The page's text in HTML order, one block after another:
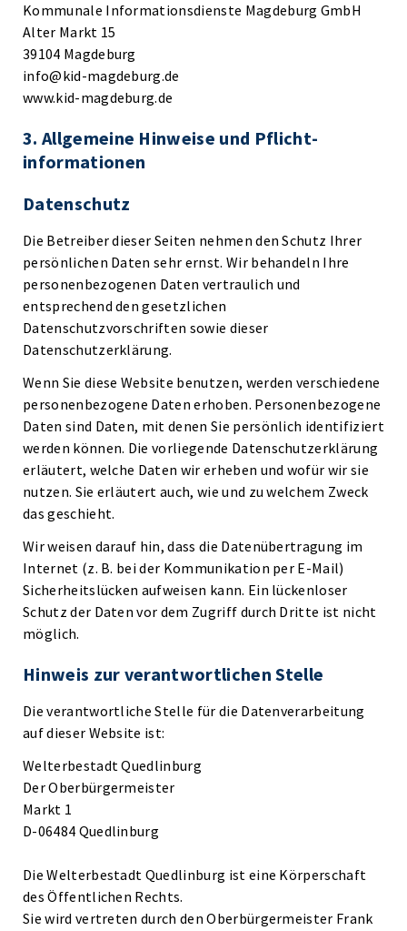
Kommunale Informationsdienste Magdeburg GmbH
Alter Markt 15
39104 Magdeburg
info@kid-magdeburg.de
www.kid-magdeburg.de
3. Allgemeine Hinweise und Pflicht­
informationen
Datenschutz
Die Betreiber dieser Seiten nehmen den Schutz Ihrer
persönlichen Daten sehr ernst. Wir behandeln Ihre
personenbezogenen Daten vertraulich und
entsprechend den gesetzlichen
Datenschutzvorschriften sowie dieser
Datenschutzerklärung.
Wenn Sie diese Website benutzen, werden verschiedene
personenbezogene Daten erhoben. Personenbezogene
Daten sind Daten, mit denen Sie persönlich identifiziert
werden können. Die vorliegende Datenschutzerklärung
erläutert, welche Daten wir erheben und wofür wir sie
nutzen. Sie erläutert auch, wie und zu welchem Zweck
das geschieht.
Wir weisen darauf hin, dass die Datenübertragung im
Internet (z. B. bei der Kommunikation per E-Mail)
Sicherheitslücken aufweisen kann. Ein lückenloser
Schutz der Daten vor dem Zugriff durch Dritte ist nicht
möglich.
Hinweis zur verantwortlichen Stelle
Die verantwortliche Stelle für die Datenverarbeitung
auf dieser Website ist:
Welterbestadt Quedlinburg
Der Oberbürgermeister
Markt 1
D-06484 Quedlinburg
Die Welterbestadt Quedlinburg ist eine Körperschaft
des Öffentlichen Rechts.
Sie wird vertreten durch den Oberbürgermeister Frank